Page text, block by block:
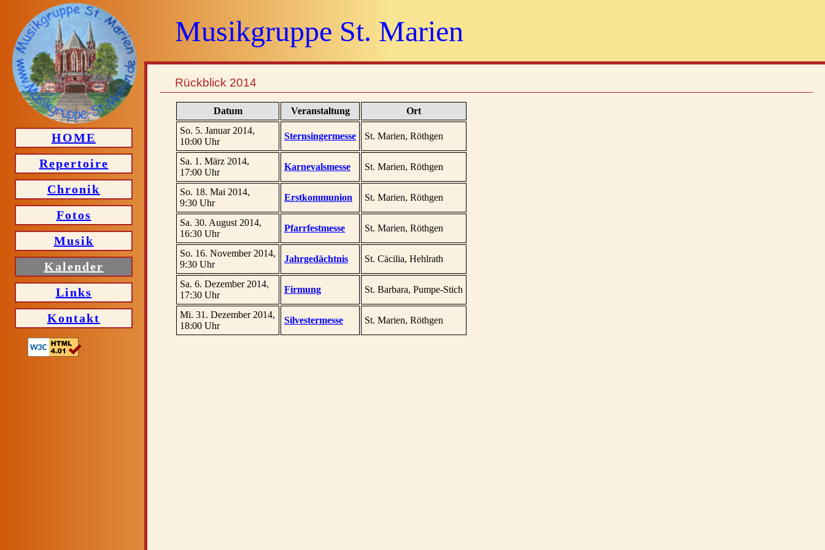
Musikgruppe St. Marien
HOME
Repertoire
Chronik
Fotos
Musik
Kalender
Links
Kontakt
Rückblick 2014
Datum Veranstaltung
Ort
So. 5. Januar 2014,
10:00 Uhr
Sternsingermesse St. Marien, Röthgen
Sa. 1. März 2014,
17:00 Uhr
Karnevalsmesse St. Marien, Röthgen
So. 18. Mai 2014,
9:30 Uhr
Erstkommunion St. Marien, Röthgen
Sa. 30. August 2014,
16:30 Uhr
Pfarrfestmesse St. Marien, Röthgen
So. 16. November 2014,
9:30 Uhr
Jahrgedächtnis St. Cäcilia, Hehlrath
Sa. 6. Dezember 2014,
17:30 Uhr
Firmung St. Barbara, Pumpe-Stich
Mi. 31. Dezember 2014,
18:00 Uhr
Silvestermesse St. Marien, Röthgen